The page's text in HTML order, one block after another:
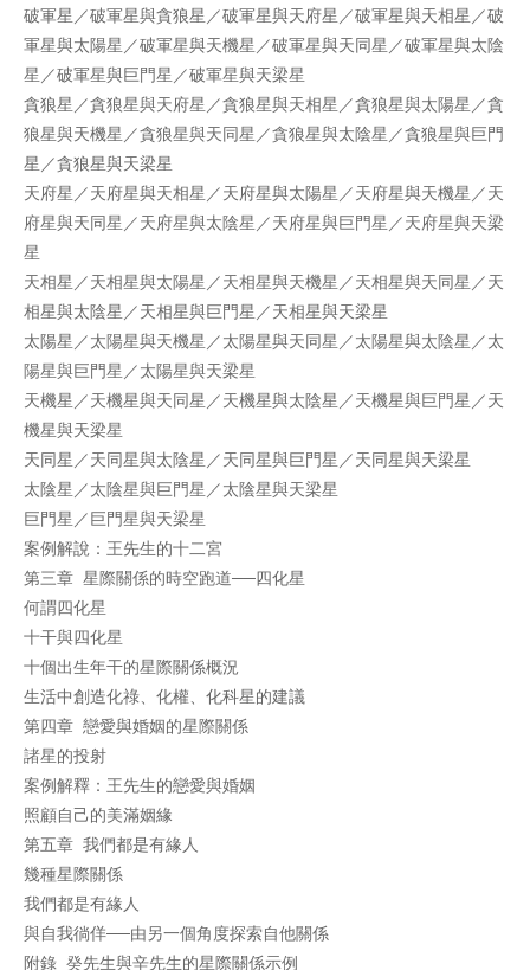
破軍星／破軍星與貪狼星／破軍星與天府星／破軍星與天相星／破
軍星與太陽星／破軍星與天機星／破軍星與天同星／破軍星與太陰
星／破軍星與巨門星／破軍星與天梁星
貪狼星／貪狼星與天府星／貪狼星與天相星／貪狼星與太陽星／貪
狼星與天機星／貪狼星與天同星／貪狼星與太陰星／貪狼星與巨門
星／貪狼星與天梁星
天府星／天府星與天相星／天府星與太陽星／天府星與天機星／天
府星與天同星／天府星與太陰星／天府星與巨門星／天府星與天梁
星
天相星／天相星與太陽星／天相星與天機星／天相星與天同星／天
相星與太陰星／天相星與巨門星／天相星與天梁星
太陽星／太陽星與天機星／太陽星與天同星／太陽星與太陰星／太
陽星與巨門星／太陽星與天梁星
天機星／天機星與天同星／天機星與太陰星／天機星與巨門星／天
機星與天梁星
天同星／天同星與太陰星／天同星與巨門星／天同星與天梁星
太陰星／太陰星與巨門星／太陰星與天梁星
巨門星／巨門星與天梁星
案例解說：王先生的十二宮
第三章 星際關係的時空跑道──四化星
何謂四化星
十干與四化星
十個出生年干的星際關係概況
生活中創造化祿、化權、化科星的建議
第四章 戀愛與婚姻的星際關係
諸星的投射
案例解釋：王先生的戀愛與婚姻
照顧自己的美滿姻緣
第五章 我們都是有緣人
幾種星際關係
我們都是有緣人
與自我徜佯──由另一個角度探索自他關係
附錄 癸先生與辛先生的星際關係示例